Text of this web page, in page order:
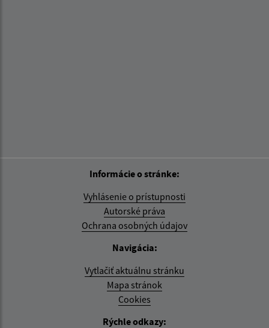
Informácie o stránke:
Vyhlásenie o prístupnosti
Autorské práva
Ochrana osobných údajov
Navigácia:
Vytlačiť aktuálnu stránku
Mapa stránok
Cookies
Rýchle odkazy: